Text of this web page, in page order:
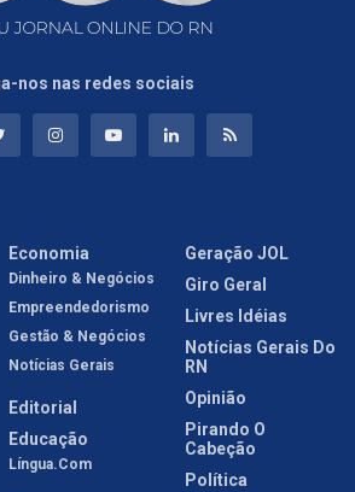
nos nas redes sociais
Economia
Dinheiro & Negócios
Empreendedorismo
Gestão & Negócios
Notícias Gerais
Editorial
Educação
Língua.com
Geração JOL
Giro Geral
Livres Idéias
Notícias Gerais Do
RN
Opinião
Pirando O
Cabeção
Política